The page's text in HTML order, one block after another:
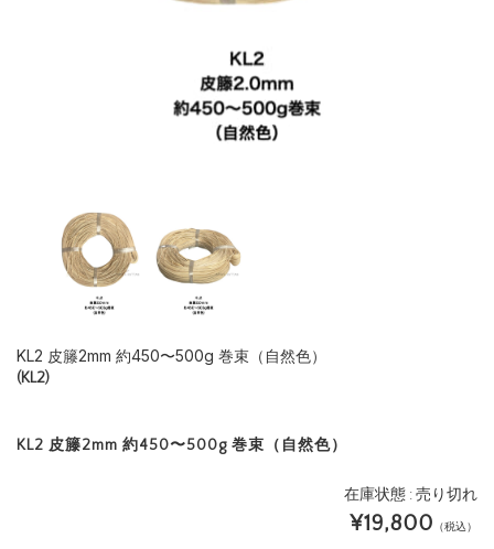
KL2 皮籐2mm 約450〜500g 巻束（自然色）
(KL2)
KL2 皮籐2mm 約450〜500g 巻束（自然色）
在庫状態 : 売り切れ
¥19,800 （税込）